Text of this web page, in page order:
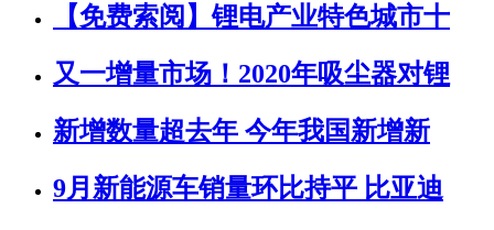
【免费索阅】锂电产业特色城市十
又一增量市场！2020年吸尘器对锂
新增数量超去年 今年我国新增新
9月新能源车销量环比持平 比亚迪